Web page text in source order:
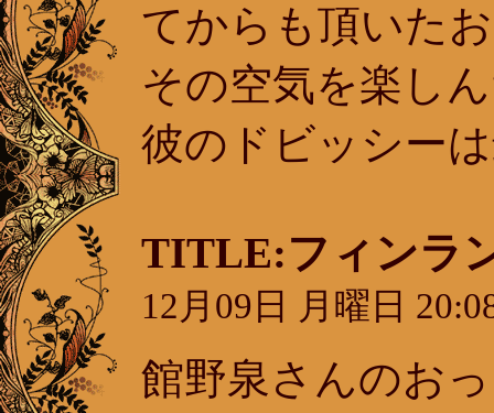
てからも頂いた
その空気を楽し
彼のドビッシー
TITLE:フィンラ
12月09日 月曜日
館野泉さんのお